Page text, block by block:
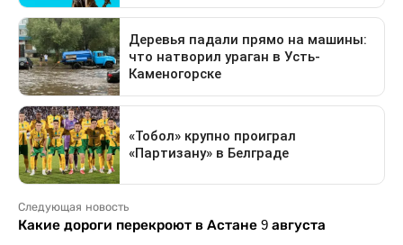
Следующая новость
Какие дороги перекроют в Астане 9 августа